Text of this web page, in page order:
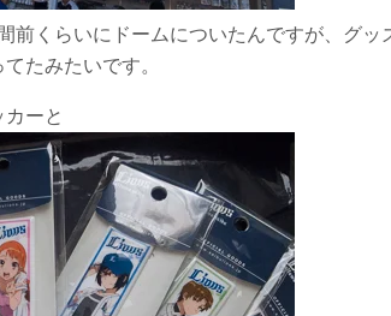
前くらいにドームについたんですが、グッ
たみたいです。
ーと